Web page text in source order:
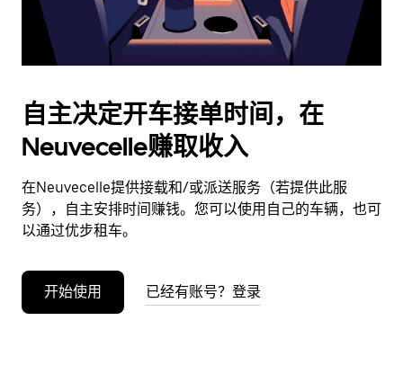
闭
日
历。
自主决定开车接单时间，在
Neuvecelle赚取收入
在Neuvecelle提供接载和/或派送服务（若提供此服
务），自主安排时间赚钱。您可以使用自己的车辆，也可
以通过优步租车。
开始使用 已经有账号？登录